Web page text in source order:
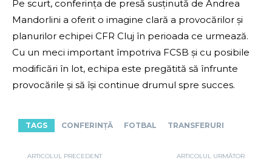
Pe scurt, conferința de presă susținută de Andrea
Mandorlini a oferit o imagine clară a provocărilor și
planurilor echipei CFR Cluj în perioada ce urmează.
Cu un meci important împotriva FCSB și cu posibile
modificări în lot, echipa este pregătită să înfrunte
provocările și să își continue drumul spre succes.
TAGS CONFERINȚĂ FOTBAL TRANSFERURI
ARTICOLUL PRECEDENT ARTICOLUL URMĂTOR